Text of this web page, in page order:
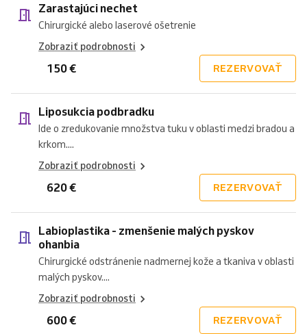
Zarastajúci nechet
Chirurgické alebo laserové ošetrenie
Zobraziť podrobnosti
150 € REZERVOVAŤ
Liposukcia podbradku
Ide o zredukovanie množstva tuku v oblasti medzi bradou a
krkom....
Zobraziť podrobnosti
620 € REZERVOVAŤ
Labioplastika - zmenšenie malých pyskov
ohanbia
Chirurgické odstránenie nadmernej kože a tkaniva v oblasti
malých pyskov....
Zobraziť podrobnosti
600 € REZERVOVAŤ